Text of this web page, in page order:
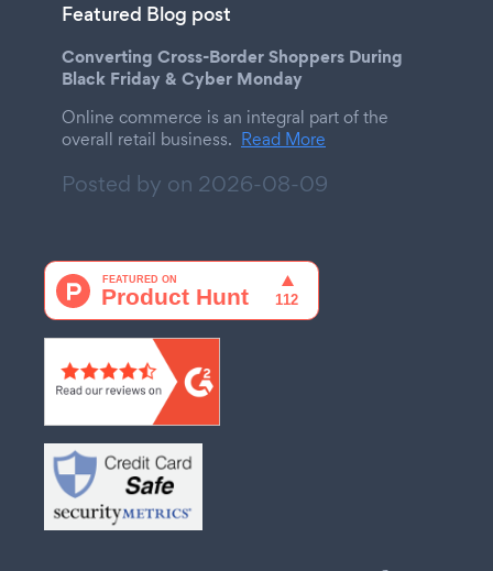
Featured Blog post
Converting Cross-Border Shoppers During
Black Friday & Cyber Monday
Online commerce is an integral part of the
overall retail business. Read More
Posted by on 2026-08-09